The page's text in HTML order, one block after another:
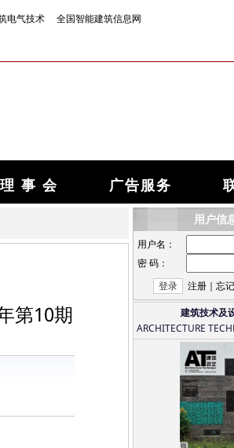
电气技术
全国智能建筑信息网
理 事 会 广告服务
第10期
用户信
用户名：
密 码：
注册 ｜ 忘
建筑技术及
ARCHITECTURE